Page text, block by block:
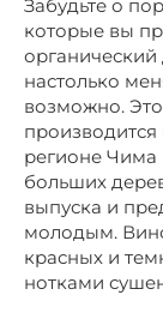
Забудьте о
которые вы
настолько
возможно.
регионе Чима
больших
выпуска и
молодым.
красных и
нотками